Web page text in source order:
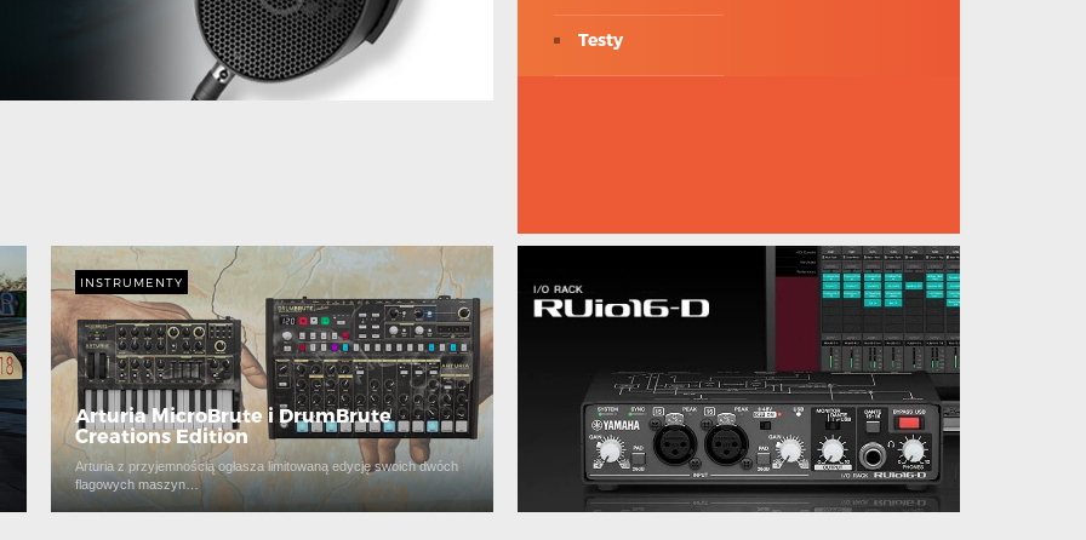
Testy
INSTRUMENTY
Arturia MicroBrute i DrumBrute
Creations Edition
Arturia z przyjemnością ogłasza limitowaną edycję swoich dwóch
flagowych maszyn…